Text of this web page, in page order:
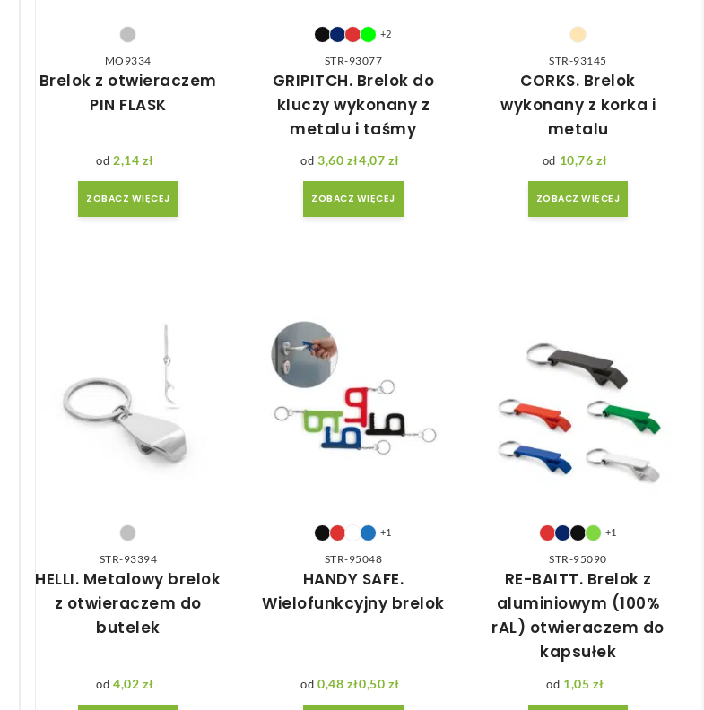
MO9334
Brelok z otwieraczem
PIN FLASK
2,14 zł
ZOBACZ WIĘCEJ
+2
STR-93077
GRIPITCH. Brelok do
kluczy wykonany z
metalu i taśmy
3,60 zł4,07 zł
ZOBACZ WIĘCEJ
STR-93145
CORKS. Brelok
wykonany z korka i
metalu
10,76 zł
ZOBACZ WIĘCEJ
STR-93394
HELLI. Metalowy brelok
z otwieraczem do
butelek
4,02 zł
+1
STR-95048
HANDY SAFE.
Wielofunkcyjny brelok
0,48 zł0,50 zł
+1
STR-95090
RE-BAITT. Brelok z
aluminiowym (100%
rAL) otwieraczem do
kapsułek
1,05 zł